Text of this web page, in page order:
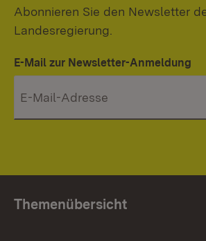
Abonnieren Sie den Newsletter
Landesregierung.
E-Mail zur Newsletter-Anmeldung
Themenübersicht